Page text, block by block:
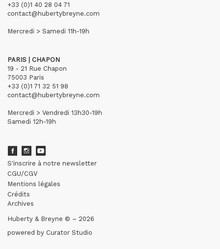
+33 (0)1 40 28 04 71
contact@hubertybreyne.com
Mercredi > Samedi 11h-19h
PARIS | CHAPON
19 - 21 Rue Chapon
75003 Paris
+33 (0)1 71 32 51 98
contact@hubertybreyne.com
Mercredi > Vendredi 13h30-19h
Samedi 12h-19h
S'inscrire à notre newsletter
CGU/CGV
Mentions légales
Crédits
Archives
Huberty & Breyne © – 2026
powered by Curator Studio